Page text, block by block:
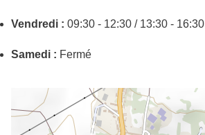
Vendredi : 09:30 - 12:30 / 13:30 - 16:30
Samedi : Fermé